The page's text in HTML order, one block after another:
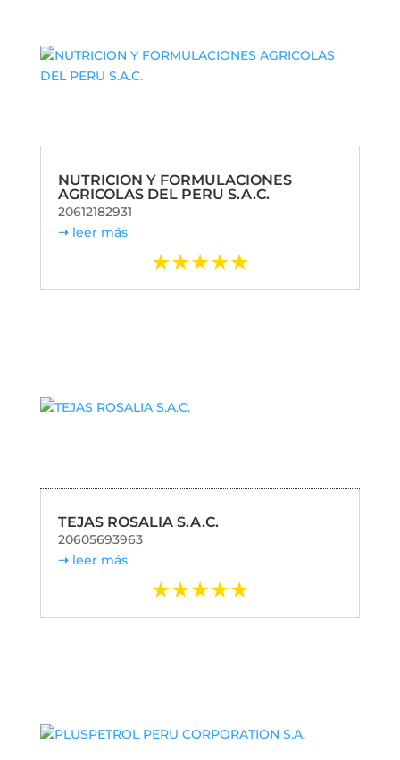
NUTRICION Y FORMULACIONES
AGRICOLAS DEL PERU S.A.C.
20612182931
leer más
TEJAS ROSALIA S.A.C.
20605693963
leer más